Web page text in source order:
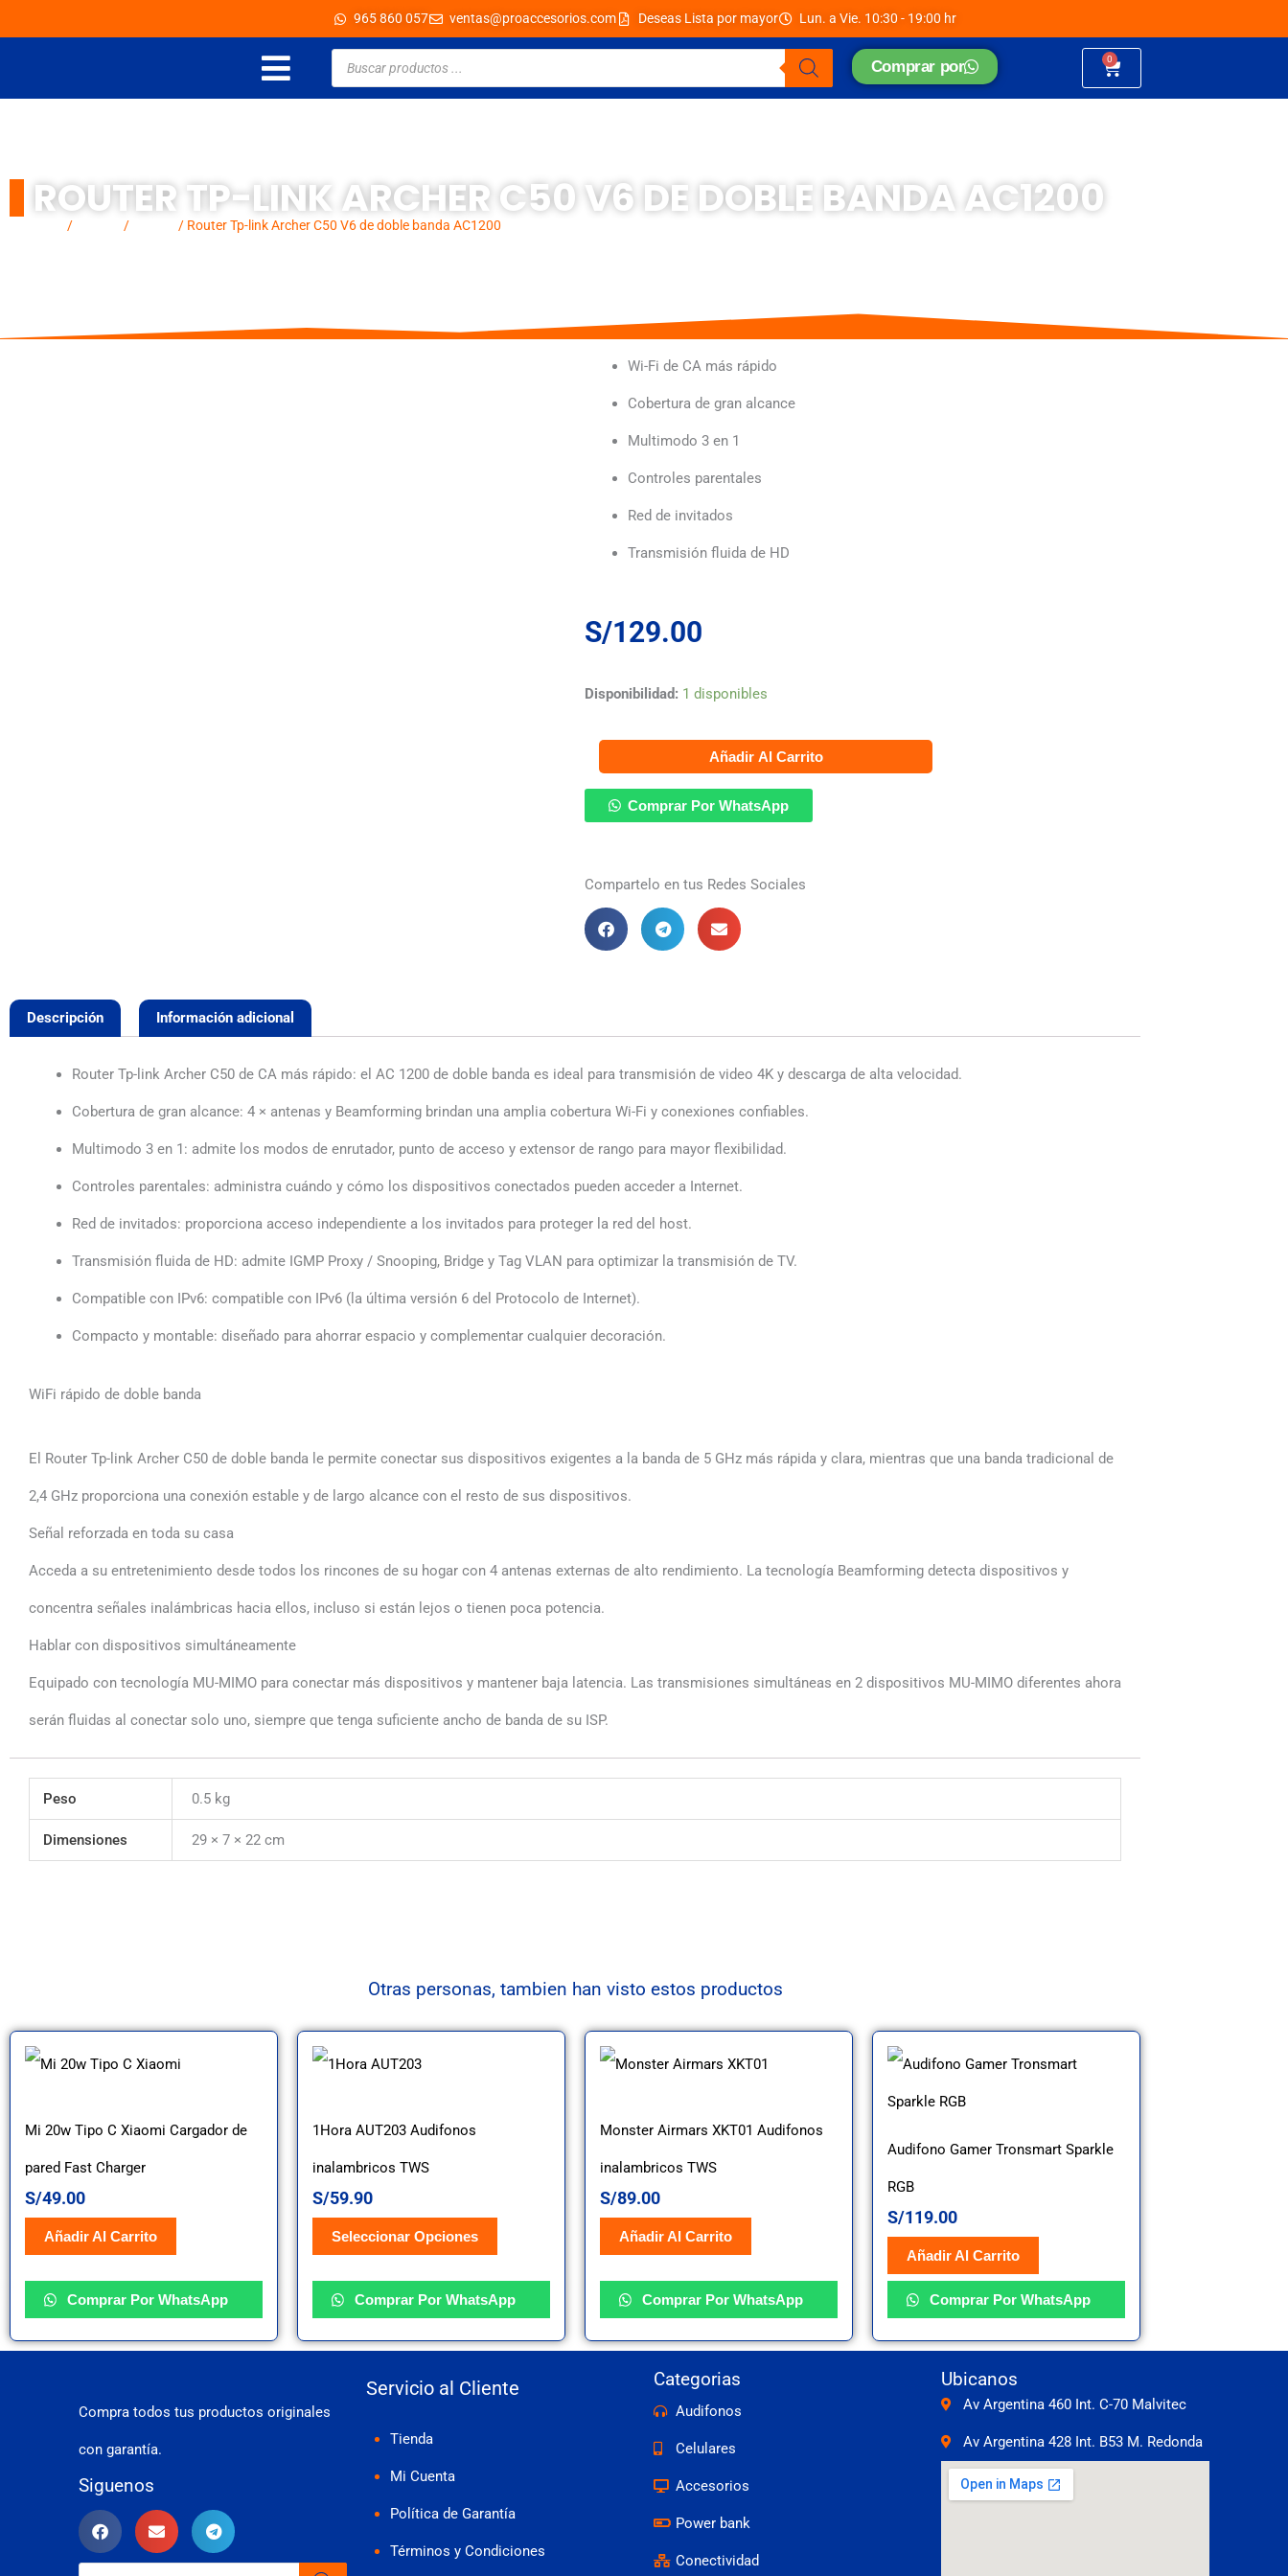
965 860 057 ventas@proaccesorios.com Deseas Lista por mayor Lun. a Vie. 10:30 - 19:00 hr
Búsqueda
productos
Comprar por 0
Cart
ROUTER TP-LINK ARCHER C50 V6 DE DOBLE BANDA AC1200
/ / / Router Tp-link Archer C50 V6 de doble banda AC1200
Wi-Fi de CA más rápido
Cobertura de gran alcance
Multimodo 3 en 1
Controles parentales
Red de invitados
Transmisión fluida de HD
S/129.00
Disponibilidad: 1 disponibles
Router
link
Archer
V6
de
doble
cantidad
Añadir Al Carrito
Comprar Por WhatsApp
Compartelo en tus Redes Sociales
Descripción Información adicional
Router Tp-link Archer C50 de CA más rápido: el AC 1200 de doble banda es ideal para transmisión de video 4K y descarga de alta velocidad.
Cobertura de gran alcance: 4 × antenas y Beamforming brindan una amplia cobertura Wi-Fi y conexiones confiables.
Multimodo 3 en 1: admite los modos de enrutador, punto de acceso y extensor de rango para mayor flexibilidad.
Controles parentales: administra cuándo y cómo los dispositivos conectados pueden acceder a Internet.
Red de invitados: proporciona acceso independiente a los invitados para proteger la red del host.
Transmisión fluida de HD: admite IGMP Proxy / Snooping, Bridge y Tag VLAN para optimizar la transmisión de TV.
Compatible con IPv6: compatible con IPv6 (la última versión 6 del Protocolo de Internet).
Compacto y montable: diseñado para ahorrar espacio y complementar cualquier decoración.
WiFi rápido de doble banda
El Router Tp-link Archer C50 de doble banda le permite conectar sus dispositivos exigentes a la banda de 5 GHz más rápida y clara, mientras que una banda tradicional de
2,4 GHz proporciona una conexión estable y de largo alcance con el resto de sus dispositivos.
Señal reforzada en toda su casa
Acceda a su entretenimiento desde todos los rincones de su hogar con 4 antenas externas de alto rendimiento. La tecnología Beamforming detecta dispositivos y
concentra señales inalámbricas hacia ellos, incluso si están lejos o tienen poca potencia.
Hablar con dispositivos simultáneamente
Equipado con tecnología MU-MIMO para conectar más dispositivos y mantener baja latencia. Las transmisiones simultáneas en 2 dispositivos MU-MIMO diferentes ahora
serán fluidas al conectar solo uno, siempre que tenga suficiente ancho de banda de su ISP.
Peso 0.5 kg
Dimensiones 29 × 7 × 22 cm
Otras personas, tambien han visto estos productos
Mi 20w Tipo C Xiaomi Cargador de
pared Fast Charger
S/49.00
Añadir Al Carrito
Comprar Por WhatsApp
1Hora AUT203 Audifonos
inalambricos TWS
S/59.90
Seleccionar Opciones
Este
tiene
múltiples
variantes.
Las
pueden
en
producto
Comprar Por WhatsApp
Monster Airmars XKT01 Audifonos
inalambricos TWS
S/89.00
Añadir Al Carrito
Comprar Por WhatsApp
Audifono Gamer Tronsmart Sparkle
RGB
S/119.00
Añadir Al Carrito
Comprar Por WhatsApp
Compra todos tus productos originales
con garantía.
Siguenos
Búsqueda
Servicio al Cliente
Tienda
Mi Cuenta
Política de Garantía
Términos y Condiciones
Categorias
Audifonos
Celulares
Accesorios
Power bank
Conectividad
Ubicanos
Av Argentina 460 Int. C-70 Malvitec
Av Argentina 428 Int. B53 M. Redonda